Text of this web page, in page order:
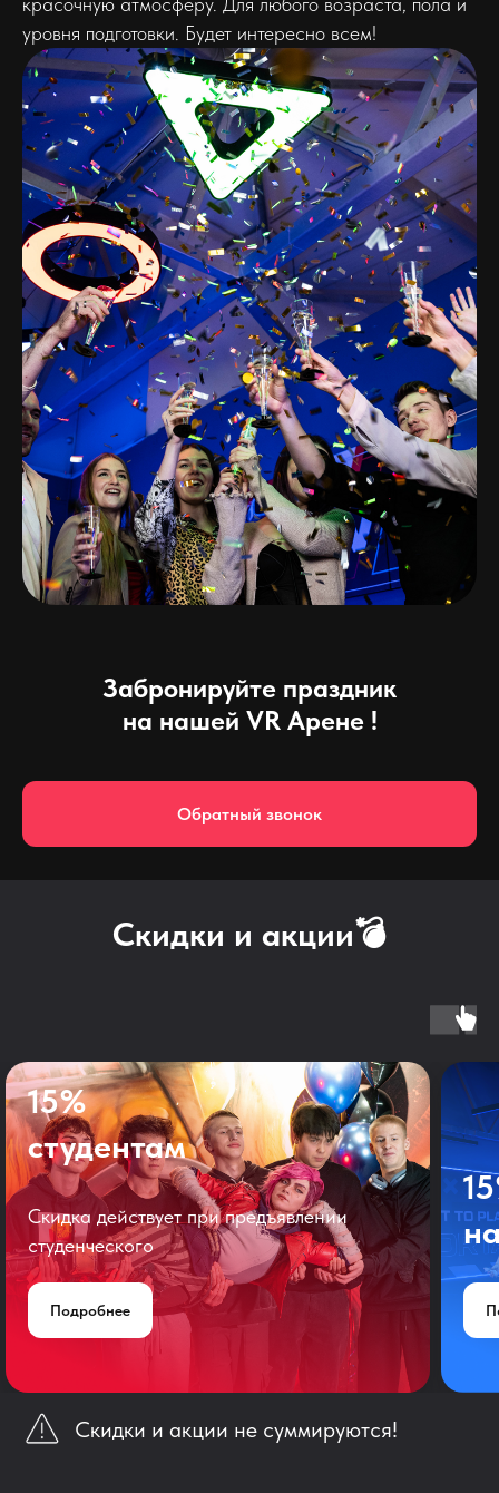
уровня подготовки. Будет интересно всем!
Забронируйте праздник
на нашей VR Арене !
Обратный звонок
Скидки и акции💣
15%
студентам
Скидка действует при предъявлении
студенческого
Подробнее
Скидки и акции не суммируются!